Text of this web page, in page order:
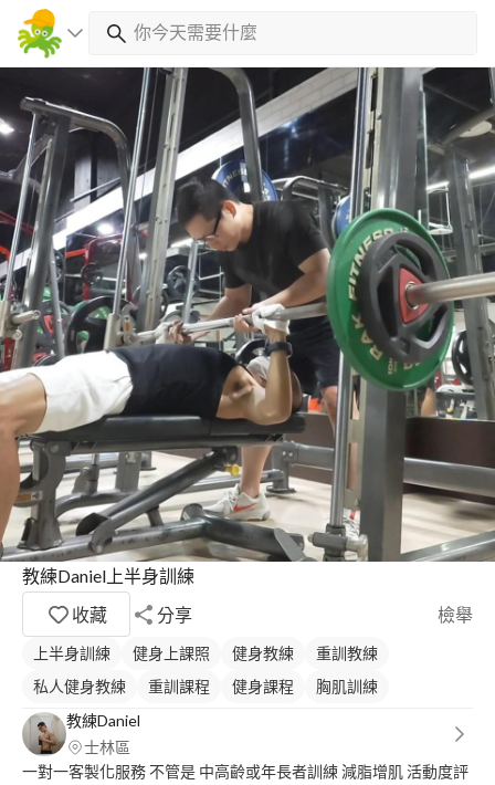
教練Daniel上半身訓練
收藏
分享 檢舉
上半身訓練 健身上課照 健身教練
重訓教練
私人健身教練
重訓課程 健身課程
胸肌訓練
教練Daniel
士林區
一對一客製化服務 不管是 中高齡或年長者訓練 減脂增肌 活動度評